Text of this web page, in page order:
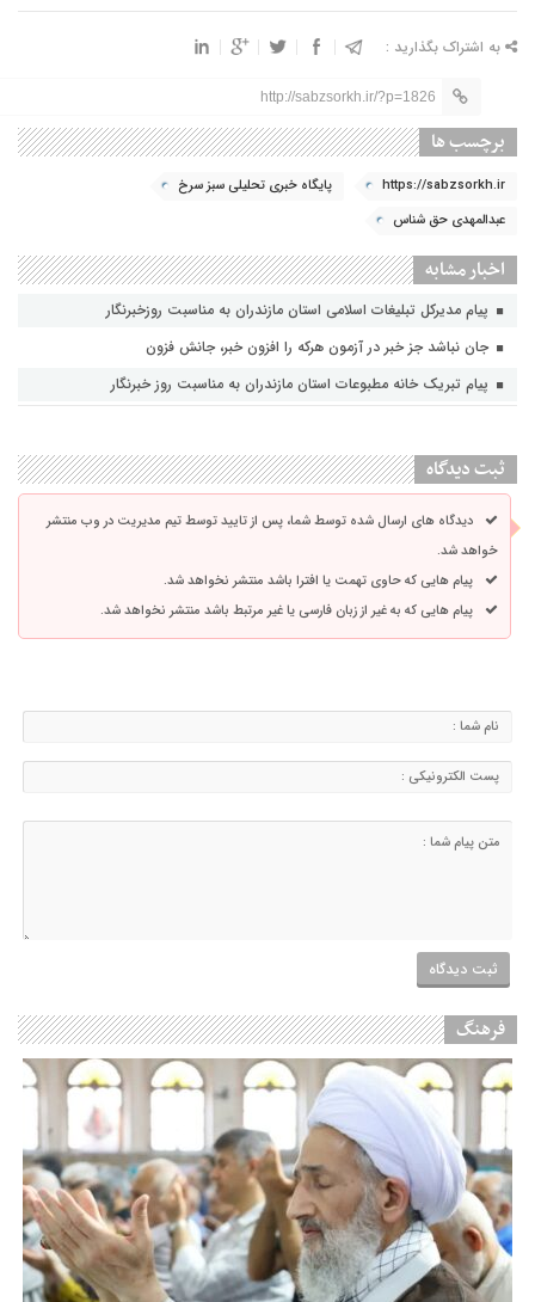
به اشتراک بگذارید :
http://sabzsorkh.ir/?p=1826
برچسب ها
https://sabzsorkh.ir
پایگاه خبری تحلیلی سبز سرخ
عبدالمهدی حق شناس
اخبار مشابه
پیام مدیرکل تبلیغات اسلامی استان مازندران به مناسبت روزخبرنگار
جان نباشد جز خبر در آزمون هرکه را افزون خبر، جانش فزون
پیام تبریک خانه مطبوعات استان مازندران به مناسبت روز خبرنگار
ثبت دیدگاه
دیدگاه های ارسال شده توسط شما، پس از تایید توسط تیم مدیریت در وب منتشر
خواهد شد.
پیام هایی که حاوی تهمت یا افترا باشد منتشر نخواهد شد.
پیام هایی که به غیر از زبان فارسی یا غیر مرتبط باشد منتشر نخواهد شد.
فرهنگ